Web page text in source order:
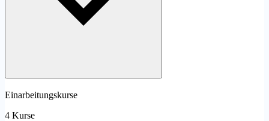
Einarbeitungskurse
4 Kurse